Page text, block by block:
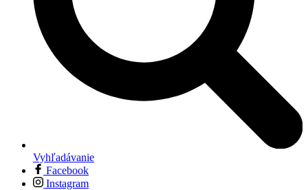
Vyhľadávanie
Facebook
Instagram